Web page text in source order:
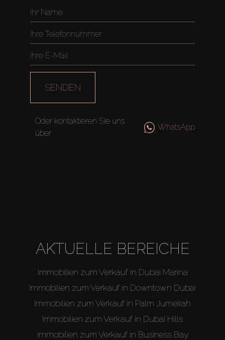
SENDEN
Oder kontaktieren Sie uns
über
WhatsApp
AKTUELLE BEREICHE
Immobilien zum Verkauf in Dubai Marina
Immobilien zum Verkauf in Downtown Dubai
Immobilien zum Verkauf in Palm Jumeirah
Immobilien zum Verkauf in Dubai Hills
Immobilien zum Verkauf in Business Bay